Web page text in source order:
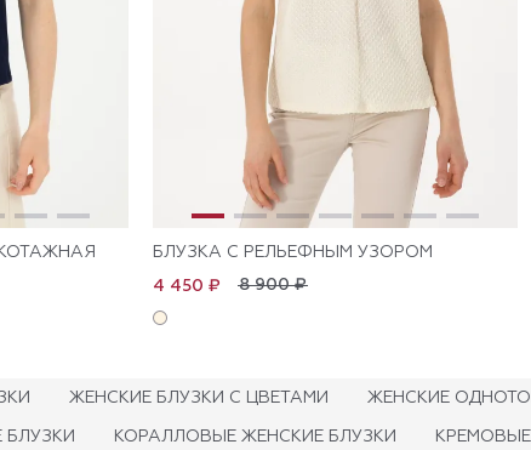
БЛУЗКА С РЕЛЬЕФНЫМ УЗОРОМ
8 900 ₽
4 450 ₽
ЖЕНСКИЕ БЛУЗКИ С ЦВЕТАМИ ЖЕНСКИЕ
БЛУЗКИ КОРАЛЛОВЫЕ ЖЕНСКИЕ БЛУЗКИ